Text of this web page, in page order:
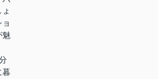
魅
暮